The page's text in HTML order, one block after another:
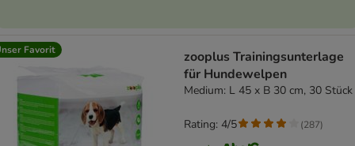
Favorit
zooplus Trainingsunterlage
für Hundewelpen
Medium: L 45 x B 30 cm, 30 Stück
Rating: 4/5 (287)